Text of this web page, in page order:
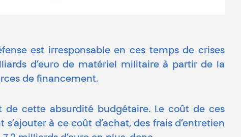
est irresponsable en ces temps de crises
d’euro de matériel militaire à partir de la
de financement.
cette absurdité budgétaire. Le coût de ces
à ce coût d’achat, des frais d’entretien